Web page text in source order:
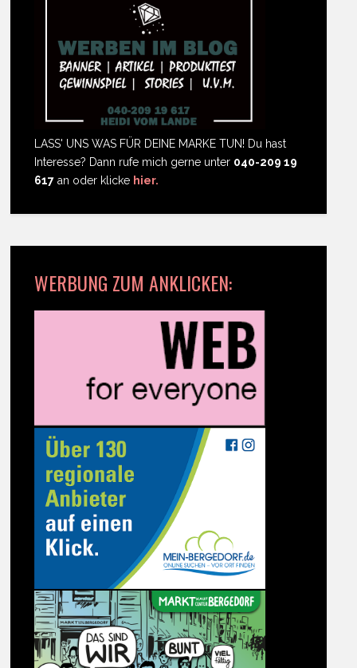
LASS' UNS WAS FÜR DEINE MARKE TUN! Du hast
Interesse? Dann rufe mich gerne unter 040-209 19
617 an oder klicke hier.
WERBUNG ZUM ANKLICKEN: